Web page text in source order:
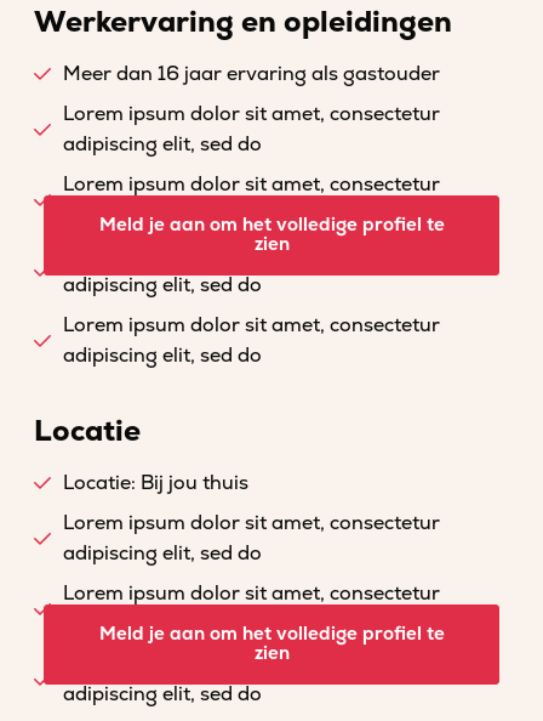
Werkervaring en opleidingen
Meer dan 16 jaar ervaring als gastouder
Lorem ipsum dolor sit amet, consectetur
adipiscing elit, sed do
Lorem ipsum dolor sit amet, consectetur
adipiscing elit, sed do
Lorem ipsum dolor sit amet, consectetur
adipiscing elit, sed do
Lorem ipsum dolor sit amet, consectetur
adipiscing elit, sed do
Meld je aan om het volledige profiel te
zien
Locatie
Locatie: Bij jou thuis
Lorem ipsum dolor sit amet, consectetur
adipiscing elit, sed do
Lorem ipsum dolor sit amet, consectetur
adipiscing elit, sed do
Lorem ipsum dolor sit amet, consectetur
adipiscing elit, sed do
Meld je aan om het volledige profiel te
zien